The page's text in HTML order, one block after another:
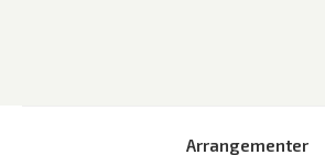
Arrangementer